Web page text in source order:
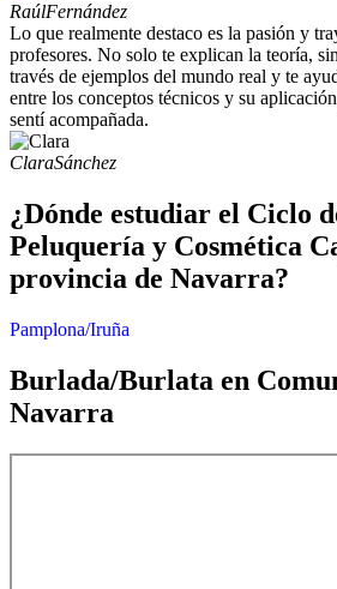
RaúlFernández
Lo que realmente destaco es la pasión y
profesores. No solo te explican la teoría,
través de ejemplos del mundo real y te
entre los conceptos técnicos y su
sentí acompañada.
ClaraSánchez
¿Dónde estudiar el Ciclo
Peluquería y Cosmética
provincia de Navarra?
Pamplona/Iruña
Burlada/Burlata en
Navarra